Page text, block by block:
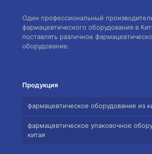
Один профессиональный
фармацевтического оборудования в
поставлять различное
оборудование.
Продукция
фармацевтическое оборудование из
фармацевтическое упаковочное
китая